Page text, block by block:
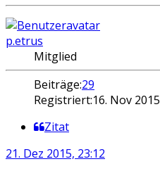
p.etrus
Mitglied
Beiträge:29
Registriert:16. Nov 2015
Zitat
21. Dez 2015, 23:12